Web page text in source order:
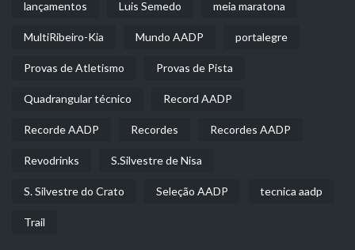
lançamentos Luis Semedo meia maratona
MultiRibeiro-Kia Mundo AADP portalegre
Provas de Atletismo Provas de Pista
Quadrangular técnico Record AADP
Recorde AADP Recordes Recordes AADP
Revodrinks S.Silvestre de Nisa
S. Silvestre do Crato Seleção AADP tecnica aadp
Trail